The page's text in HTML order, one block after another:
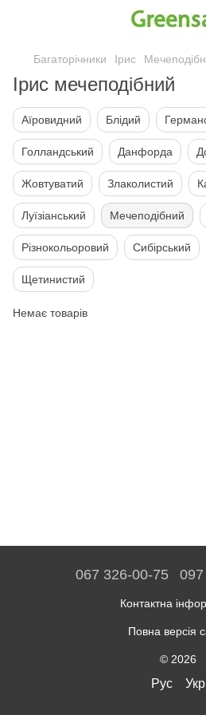
Багаторічники Ірис
Ірис мечеподібний
Аїровидний Блідий
Голландський Данфорда
Жовтуватий Злаколистий
Луїзіанський Мечеподібний
Різнокольоровий Сибірський
Щетинистий
Немає товарів
067 326-00-75
Контактна
Повна версія
© 2026
Рус Укр